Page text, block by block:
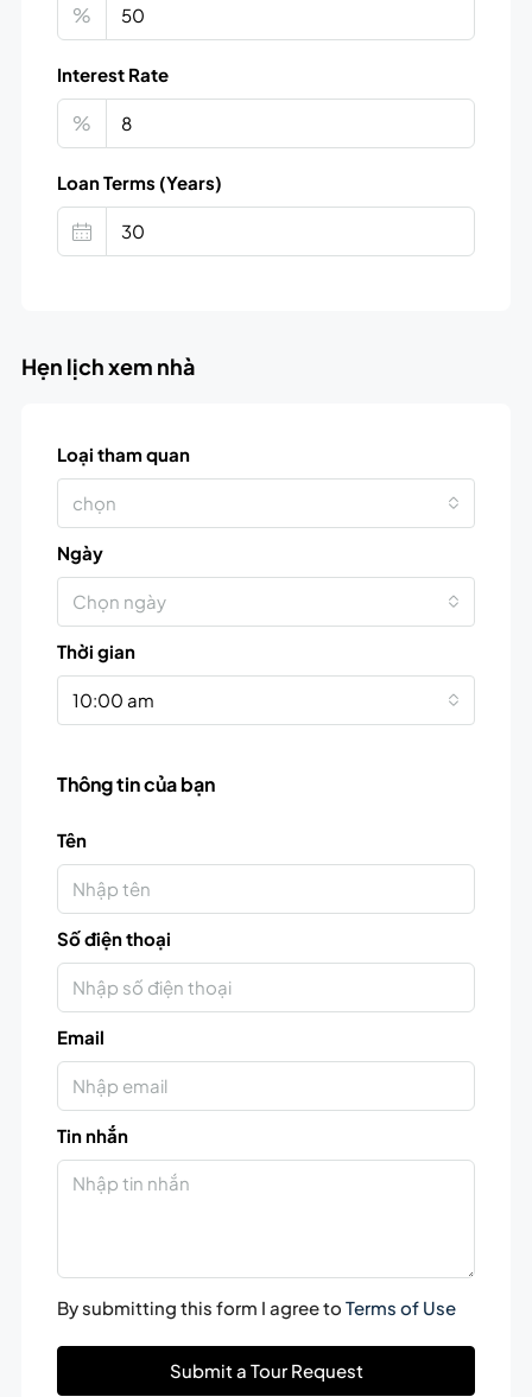
%
Interest Rate
%
Loan Terms (Years)
Hẹn lịch xem nhà
Loại tham quan
chọn
Ngày
Chọn ngày
Thời gian
10:00 am
Thông tin của bạn
Tên
Số điện thoại
Email
Tin nhắn
By submitting this form I agree to Terms of Use
Submit a Tour Request